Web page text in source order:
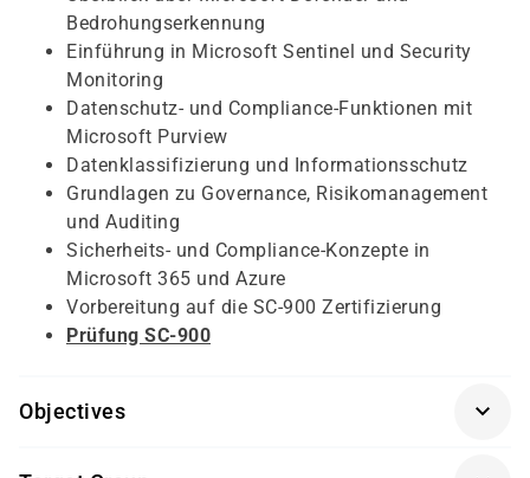
Bedrohungserkennung
Einführung in Microsoft Sentinel und Security
Monitoring
Datenschutz- und Compliance-Funktionen mit
Microsoft Purview
Datenklassifizierung und Informationsschutz
Grundlagen zu Governance, Risikomanagement
und Auditing
Sicherheits- und Compliance-Konzepte in
Microsoft 365 und Azure
Vorbereitung auf die SC-900 Zertifizierung
Prüfung SC-900
Objectives
persönliches Gespräch